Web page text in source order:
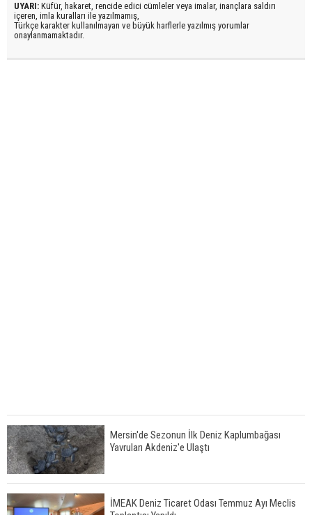
UYARI: Küfür, hakaret, rencide edici cümleler veya imalar, inançlara saldırı
içeren, imla kuralları ile yazılmamış,
Türkçe karakter kullanılmayan ve büyük harflerle yazılmış yorumlar
onaylanmamaktadır.
Mersin'de Sezonun İlk Deniz Kaplumbağası
Yavruları Akdeniz'e Ulaştı
İMEAK Deniz Ticaret Odası Temmuz Ayı Meclis